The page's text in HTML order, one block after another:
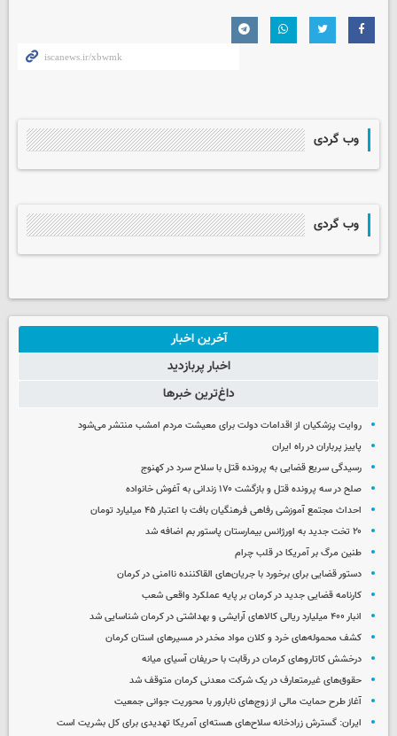
وب گردی
وب گردی
آخرین اخبار
اخبار پربازدید
داغ‌ترین خبرها
روایت پزشکیان از اقدامات دولت برای معیشت مردم امشب منتشر می‌شود
پاییز پرباران در راه ایران
رسیدگی سریع قضایی به پرونده قتل با سلاح سرد در کهنوج
صلح در سه پرونده قتل و بازگشت ۱۷۰ زندانی به آغوش خانواده
احداث مجتمع آموزشی رفاهی فرهنگیان بافت با اعتبار ۴۵ میلیارد تومان
۲۰ تخت جدید به اورژانس بیمارستان پاستور بم اضافه شد
طنین مرگ بر آمریکا در قلب چرام
دستور قضایی برای برخورد با جریان‌های القاکننده ناامنی در کرمان
کارنامه قضایی جدید در کرمان بر پایه عملکرد واقعی شعب
انبار ۴۰۰ میلیارد ریالی کالاهای آرایشی و بهداشتی در کرمان شناسایی شد
کشف محموله‌های خرد و کلان مواد مخدر در مسیرهای استان کرمان
درخشش کاتاروهای کرمان در رقابت با حریفان آسیای میانه
حقوق‌های غیرمتعارف در یک شرکت معدنی کرمان متوقف شد
آغاز طرح حمایت مالی از زوج‌های نابارور با محوریت جوانی جمعیت
ایران: گسترش زرادخانه سلاح‌های هسته‌ای آمریکا تهدیدی برای کل بشریت است